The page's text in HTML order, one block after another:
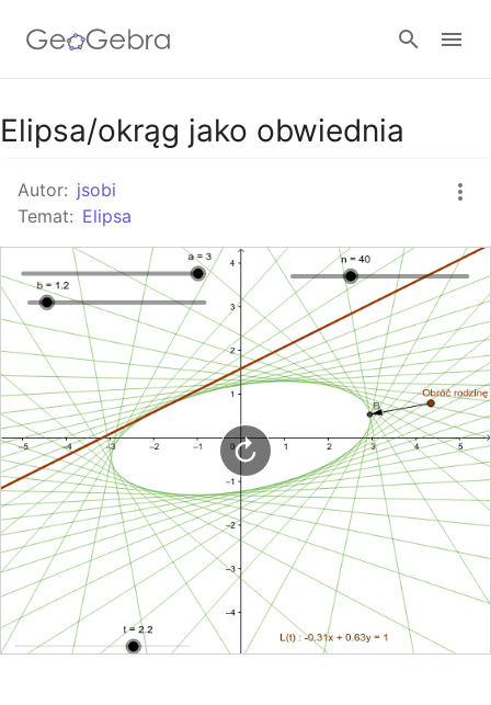
Google Classroom
GeoGebra Classroom
Zaloguj się
Elipsa/okrąg jako obwiednia
Autor: jsobi
Temat: Elipsa